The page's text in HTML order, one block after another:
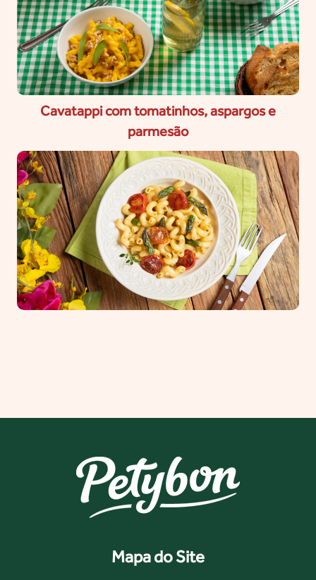
Cavatappi com tomatinhos, aspargos e
parmesão
Mapa do Site